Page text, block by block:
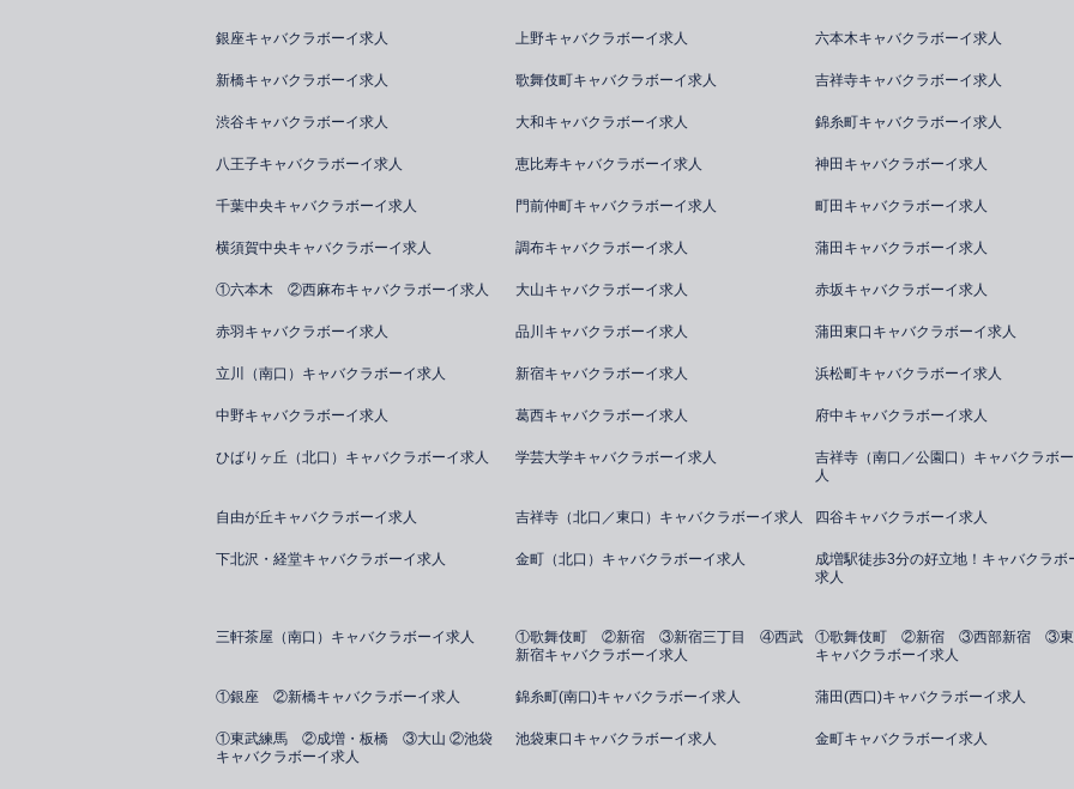
銀座キャバクラボーイ求人 上野キャバクラボーイ求人 六本木キャバクラボーイ求人
新橋キャバクラボーイ求人 歌舞伎町キャバクラボーイ求人 吉祥寺キャバクラボーイ求人
渋谷キャバクラボーイ求人 大和キャバクラボーイ求人 錦糸町キャバクラボーイ求人
八王子キャバクラボーイ求人 恵比寿キャバクラボーイ求人 神田キャバクラボーイ求人
千葉中央キャバクラボーイ求人 門前仲町キャバクラボーイ求人 町田キャバクラボーイ求人
横須賀中央キャバクラボーイ求人 調布キャバクラボーイ求人 蒲田キャバクラボーイ求人
①六本木 ②西麻布キャバクラボーイ求人 大山キャバクラボーイ求人 赤坂キャバクラボーイ求人
赤羽キャバクラボーイ求人 品川キャバクラボーイ求人 蒲田東口キャバクラボーイ求人
立川（南口）キャバクラボーイ求人 新宿キャバクラボーイ求人 浜松町キャバクラボーイ求人
中野キャバクラボーイ求人 葛西キャバクラボーイ求人 府中キャバクラボーイ求人
ひばりヶ丘（北口）キャバクラボーイ求人 学芸大学キャバクラボーイ求人
吉祥寺（南口／公園口）キャバクラボ
人
自由が丘キャバクラボーイ求人 吉祥寺（北口／東口）キャバクラボーイ求人 四谷キャバクラボーイ求人
下北沢・経堂キャバクラボーイ求人 金町（北口）キャバクラボーイ求人
成増駅徒歩3分の好立地！キャバクラボ
求人
三軒茶屋（南口）キャバクラボーイ求人
①歌舞伎町 ②新宿 ③新宿三丁目 ④西武
新宿キャバクラボーイ求人
①歌舞伎町 ②新宿 ③西部新宿 ③東
キャバクラボーイ求人
①銀座 ②新橋キャバクラボーイ求人 錦糸町(南口)キャバクラボーイ求人 蒲田(西口)キャバクラボーイ求人
①東武練馬 ②成増・板橋 ③大山 ②池袋
キャバクラボーイ求人
池袋東口キャバクラボーイ求人 金町キャバクラボーイ求人